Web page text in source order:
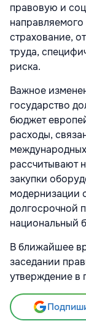
правовую и
страхование,
труда,
риска.
Важное
государство
бюджет
расходы,
рассчитывают
закупки
модернизации
долгосрочной
национальный
В ближайшее
заседании
утверждение в